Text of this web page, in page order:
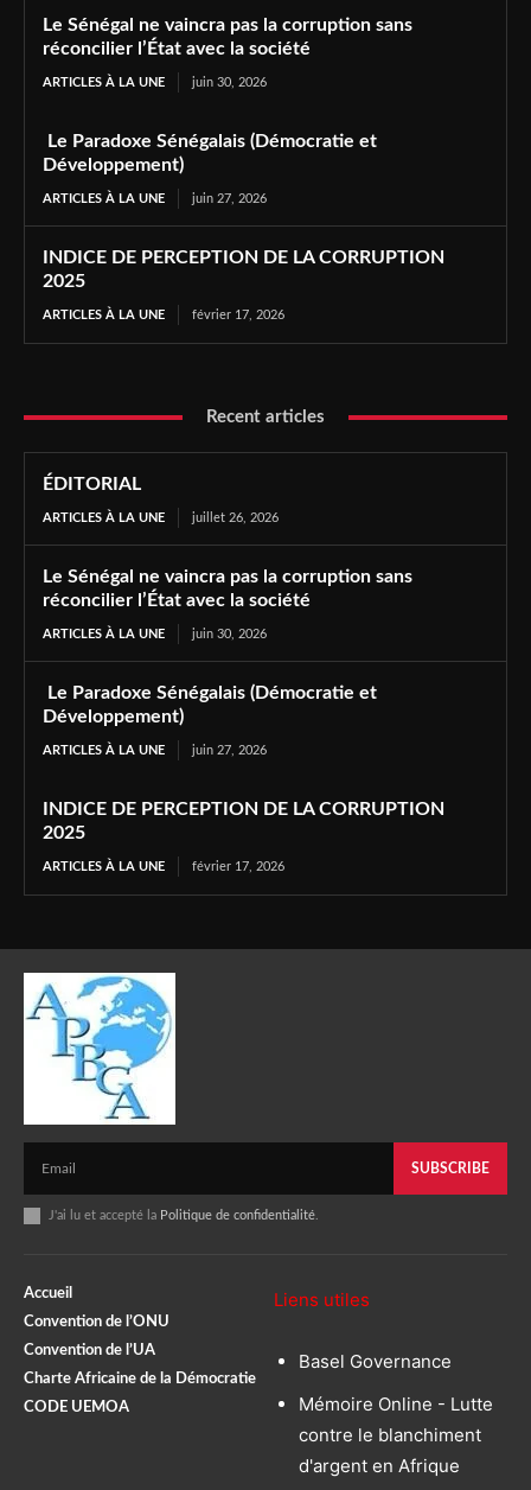
Le Sénégal ne vaincra pas la corruption sans
réconcilier l’État avec la société
ARTICLES À LA UNE juin 30, 2026
Le Paradoxe Sénégalais (Démocratie et
Développement)
ARTICLES À LA UNE juin 27, 2026
INDICE DE PERCEPTION DE LA CORRUPTION
2025
ARTICLES À LA UNE février 17, 2026
Recent articles
ÉDITORIAL
ARTICLES À LA UNE juillet 26, 2026
Le Sénégal ne vaincra pas la corruption sans
réconcilier l’État avec la société
ARTICLES À LA UNE juin 30, 2026
Le Paradoxe Sénégalais (Démocratie et
Développement)
ARTICLES À LA UNE juin 27, 2026
INDICE DE PERCEPTION DE LA CORRUPTION
2025
ARTICLES À LA UNE février 17, 2026
SUBSCRIBE
J'ai lu et accepté la Politique de confidentialité
Accueil
Convention de l’ONU
Convention de l’UA
Charte Africaine de la Démocratie
CODE UEMOA
Liens utiles
Basel Governance
Mémoire Online - Lutte
contre le blanchiment
d'argent en Afrique